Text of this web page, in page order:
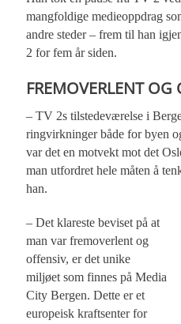
mangfoldige medieoppdrag
andre steder – frem til han
2 for fem år siden.
FREMOVERLENT OG
– TV 2s tilstedeværelse i
ringvirkninger både for byen
var det en motvekt mot det
man utfordret hele måten å
han.
– Det klareste beviset på at
man var fremoverlent og
offensiv, er det unike
miljøet som finnes på Media
City Bergen. Dette er et
europeisk kraftsenter for